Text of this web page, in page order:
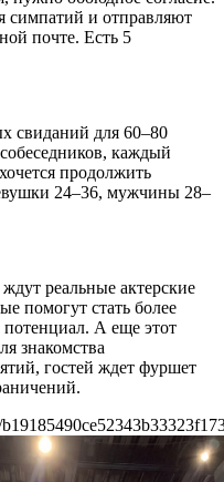
симпатий и отправляют
почте. Есть 5
свиданий для 60–80
каждый
продолжить
24–36, мужчины 28–
реальные актерские
помогут стать более
А еще этот
знакомства
гостей ждет фуршет